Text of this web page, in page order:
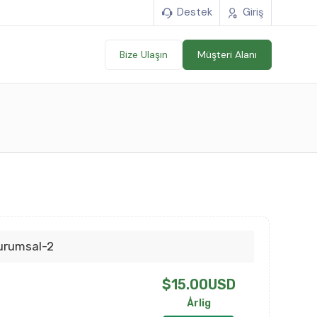
Destek Giriş
Bize Ulaşın Müşteri Alanı
2
$15.00USD
Årlig